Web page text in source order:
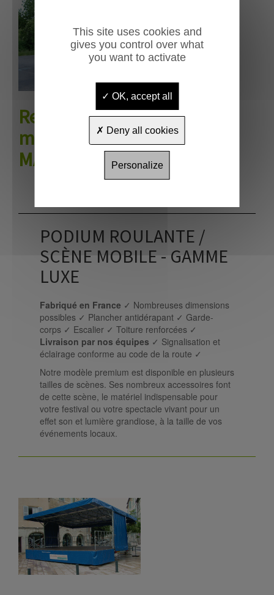
Remorque
mini podium
MAORE
PODIUM ROULANTE /
SCÈNE MOBILE - GAMME
LUXE
Fabriqué en France ✓ Nombreuses dimensions
possibles ✓ Plancher antidérapant ✓ Garde-
corps ✓ Escalier ✓ Toiture renforcées ✓
Livraison par nos équipes ✓ Signalisation et
éclairage conforme au code de la route ✓
Notre modèle premium est disponible en plusieurs
tailles de scènes. Ses nombreux accessoires font
de cette scène, le matériel indispensable pour
votre festival ou votre spectacle vivant pour un
effet son et lumière grandiose, à la taille de vos
événements locaux.
This site uses cookies and
gives you control over what
you want to activate
OK, accept all
Deny all cookies
Personalize